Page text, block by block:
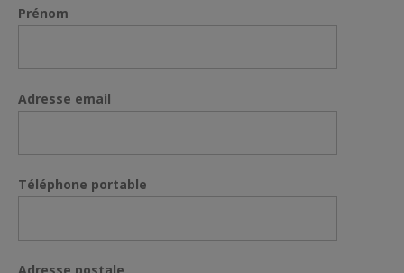
Prénom
Adresse email
Téléphone portable